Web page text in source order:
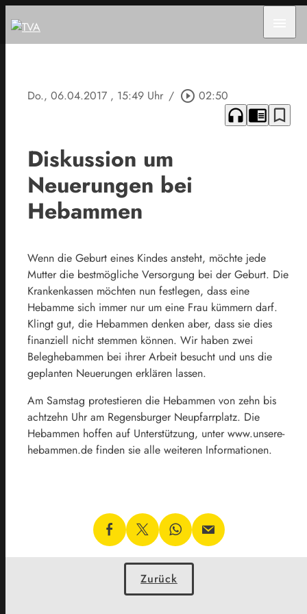
Do., 06.04.2017 , 15:49 Uhr / play_circle_outline 02:50
headphones chrome_reader_mode bookmark_border
Diskussion um
Neuerungen bei
Hebammen
Wenn die Geburt eines Kindes ansteht, möchte jede
Mutter die bestmögliche Versorgung bei der Geburt. Die
Krankenkassen möchten nun festlegen, dass eine
Hebamme sich immer nur um eine Frau kümmern darf.
Klingt gut, die Hebammen denken aber, dass sie dies
finanziell nicht stemmen können. Wir haben zwei
Beleghebammen bei ihrer Arbeit besucht und uns die
geplanten Neuerungen erklären lassen.
Am Samstag protestieren die Hebammen von zehn bis
achtzehn Uhr am Regensburger Neupfarrplatz. Die
Hebammen hoffen auf Unterstützung, unter www.unsere-
hebammen.de finden sie alle weiteren Informationen.
Zurück